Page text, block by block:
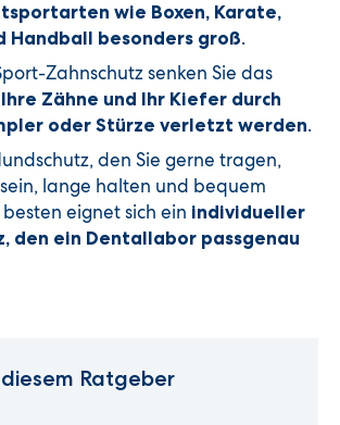
wie Boxen, Karate,
Handball besonders groß.
Zahnschutz senken Sie das
Ihre Zähne und Ihr Kiefer durch
oder Stürze verletzt werden.
den Sie gerne tragen,
lange halten und bequem
eignet sich ein individueller
den ein Dentallabor passgenau
Ratgeber